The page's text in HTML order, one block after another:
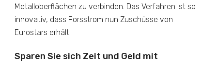
Metalloberflächen zu verbinden. Das Verfahren ist so
innovativ, dass Forsstrom nun Zuschüsse von
Eurostars erhält.
Sparen Sie sich Zeit und Geld mit